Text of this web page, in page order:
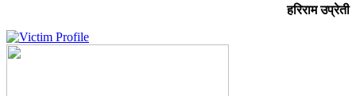
हरिराम उप्रेती